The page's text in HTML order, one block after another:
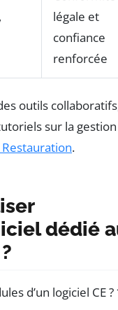
légale et
confiance
renforcée
outils
sur la gestion
.
dédié
d’un logiciel CE ?